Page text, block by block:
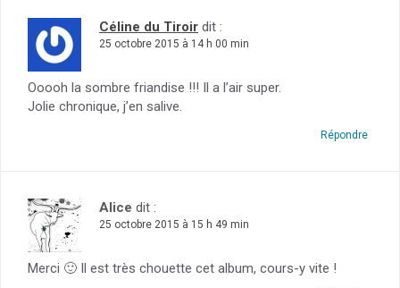
Céline du Tiroir dit :
25 octobre 2015 à 14 h 00 min
Ooooh la sombre friandise !!! Il a l’air super.
Jolie chronique, j’en salive.
Répondre
Alice dit :
25 octobre 2015 à 15 h 49 min
Merci 🙂 Il est très chouette cet album, cours-y vite !